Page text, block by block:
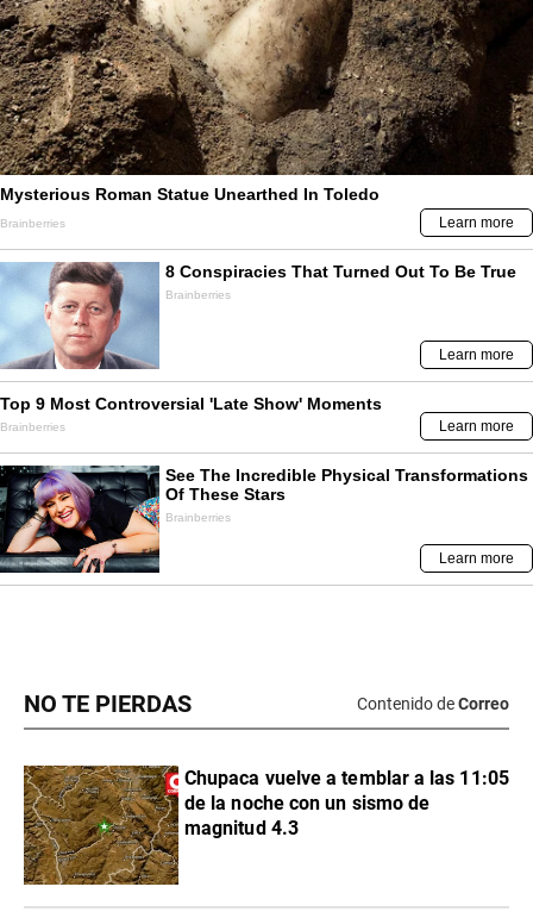
NO TE PIERDAS Contenido deCorreo
Chupaca vuelve a temblar a las 11:05
de la noche con un sismo de
magnitud 4.3